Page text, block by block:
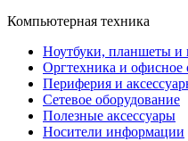
Компьютерная техника
Ноутбуки, планшеты и
Оргтехника и офисное
Периферия и
Cетевое оборудование
Полезные аксессуары
Носители информации